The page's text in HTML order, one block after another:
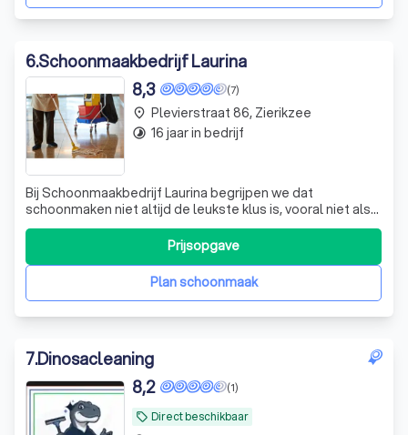
6.Schoonmaakbedrijf Laurina
(7)
8,3
Bij Schoonmaakbedrijf Laurina begrijpen we dat
schoonmaken niet altijd de leukste klus is, vooral niet als
het gaat om uw vakantiewoning of bedrijfspand. Wij zijn
een toegewijd schoonmaakbedrijf uit Zierikzee, Zeeland,
dat zich richt op zowel bedrijven als particulieren. Met
onze expertise in het scPlan schoonmaak
Prijsopgave
place Plevierstraat 86, Zierikzee
timelapse 16 jaar in bedrijf
7.Dinosacleaning
local_offer Direct beschikbaar
(1)
8,2